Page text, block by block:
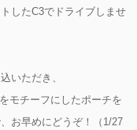
したC3でドライブしませ
いただき、
モチーフにしたポーチを
お早めにどうぞ！（1/27